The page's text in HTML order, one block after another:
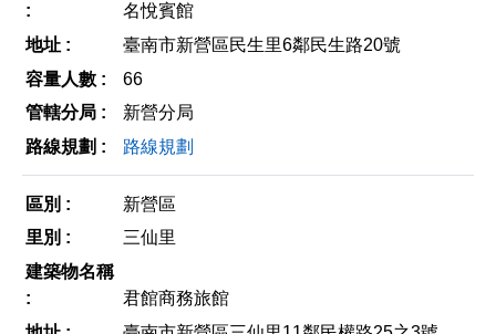
名悅賓館
臺南市新營區民生里6鄰民生路20號
66
新營分局
路線規劃
新營區
三仙里
君館商務旅館